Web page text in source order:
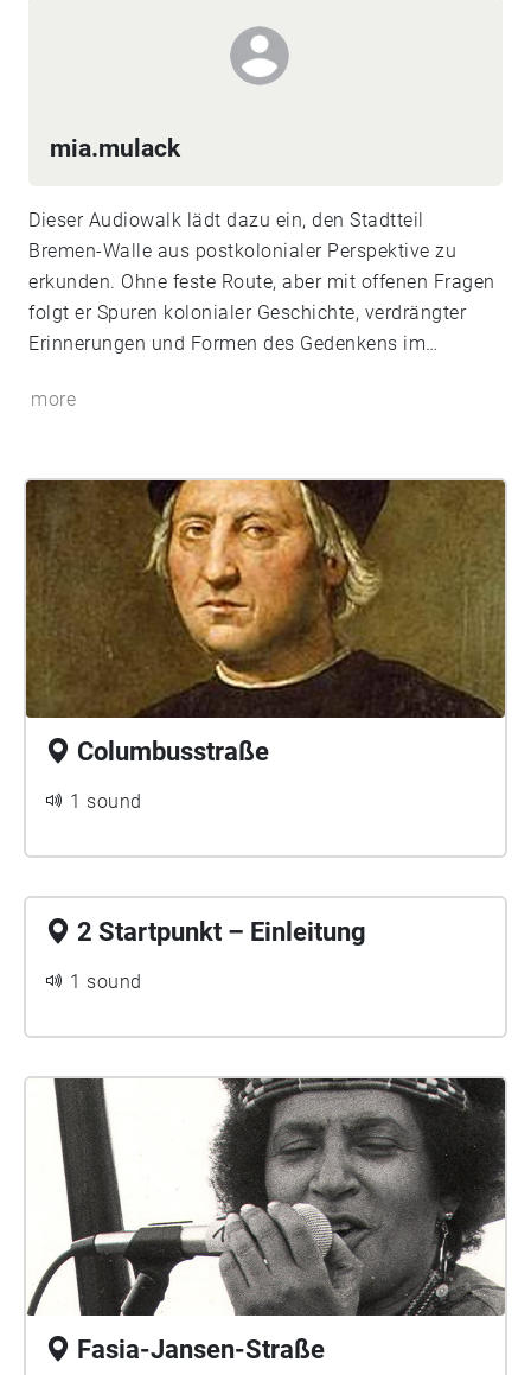
mia.mulack
Dieser Audiowalk lädt dazu ein, den Stadtteil
Bremen-Walle aus postkolonialer Perspektive zu
erkunden. Ohne feste Route, aber mit offenen Fragen
folgt er Spuren kolonialer Geschichte, verdrängter
Erinnerungen und Formen des Gedenkens im
Konzepten und Theorien zu dekolonialen
Wer bleibt unsichtbar? Und wie könnte ein
gerechteres Erinnern in der Stadt aussehen?
Entstanden im Rahmen des Seminars "Bremen
entokolonialisieren – Spuren, Strategien,
Stadtrundgänge" im Sommersemester 2025 am
Institut für Kulturwissenschaft an der Universität
Bremen. Von Shajana Reuter, Timo Kreyer und Mia
Mulack.
more
Columbusstraße
1 sound
2 Startpunkt – Einleitung
1 sound
Fasia-Jansen-Straße